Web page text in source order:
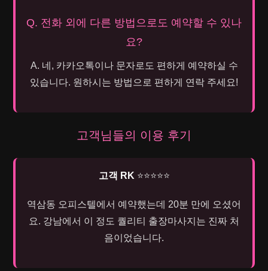
Q. 전화 외에 다른 방법으로도 예약할 수 있나
요?
A. 네, 카카오톡이나 문자로도 편하게 예약하실 수
있습니다. 원하시는 방법으로 편하게 연락 주세요!
고객님들의 이용 후기
고객 RK ⭐⭐⭐⭐⭐
역삼동 오피스텔에서 예약했는데 20분 만에 오셨어
요. 강남에서 이 정도 퀄리티 출장마사지는 진짜 처
음이었습니다.